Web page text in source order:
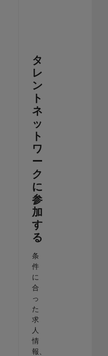
タ
レ
ン
ト
ネ
ッ
ト
ワ
ー
ク
に
参
加
す
る
条
件
に
合
っ
た
求
人
情
報、